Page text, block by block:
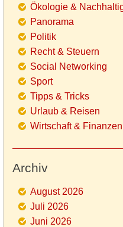
Ökologie &
Panorama
Politik
Recht & Steuern
Social Networking
Sport
Tipps & Tricks
Urlaub & Reisen
Wirtschaft & Finanzen
Archiv
August 2026
Juli 2026
Juni 2026